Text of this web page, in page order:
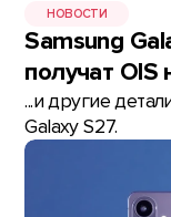
НОВОСТИ
Samsung
получат
...и другие
Galaxy S27.